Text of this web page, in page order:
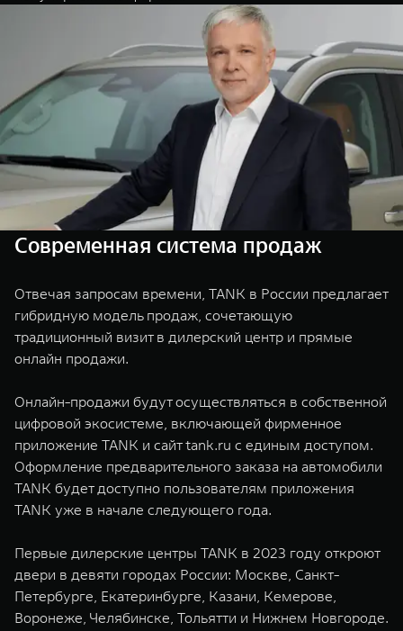
Современная система продаж
Отвечая запросам времени, TANK в России предлагает
гибридную модель продаж, сочетающую
традиционный визит в дилерский центр и прямые
онлайн продажи.
Онлайн-продажи будут осуществляться в собственной
цифровой экосистеме, включающей фирменное
приложение TANK и сайт tank.ru с единым доступом.
Оформление предварительного заказа на автомобили
TANK будет доступно пользователям приложения
TANK уже в начале следующего года.
Первые дилерские центры TANK в 2023 году откроют
двери в девяти городах России: Москве, Санкт-
Петербурге, Екатеринбурге, Казани, Кемерове,
Воронеже, Челябинске, Тольятти и Нижнем Новгороде.